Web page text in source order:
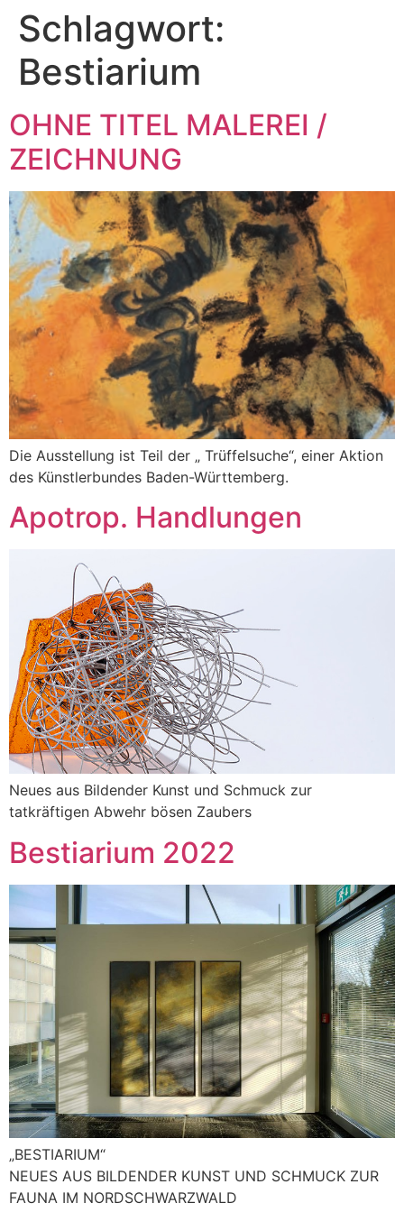
Schlagwort:
Bestiarium
OHNE TITEL MALEREI /
ZEICHNUNG
Die Ausstellung ist Teil der „ Trüffelsuche“, einer Aktion
des Künstlerbundes Baden-Württemberg.
Apotrop. Handlungen
Neues aus Bildender Kunst und Schmuck zur
tatkräftigen Abwehr bösen Zaubers
Bestiarium 2022
„BESTIARIUM“
NEUES AUS BILDENDER KUNST UND SCHMUCK ZUR
FAUNA IM NORDSCHWARZWALD